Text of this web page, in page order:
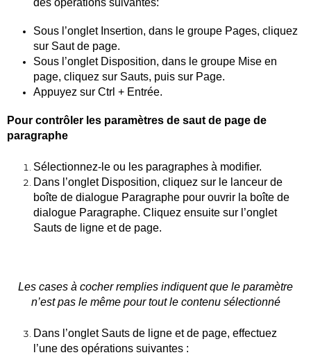
des opérations suivantes:
Sous l’onglet Insertion, dans le groupe Pages, cliquez
sur Saut de page.
Sous l’onglet Disposition, dans le groupe Mise en
page, cliquez sur Sauts, puis sur Page.
Appuyez sur Ctrl + Entrée.
Pour contrôler les paramètres de saut de page de
paragraphe
Sélectionnez-le ou les paragraphes à modifier.
Dans l’onglet Disposition, cliquez sur le lanceur de
boîte de dialogue Paragraphe pour ouvrir la boîte de
dialogue Paragraphe. Cliquez ensuite sur l’onglet
Sauts de ligne et de page.
Les cases à cocher remplies indiquent que le paramètre
n’est pas le même pour tout le contenu sélectionné
Dans l’onglet Sauts de ligne et de page, effectuez
l’une des opérations suivantes :